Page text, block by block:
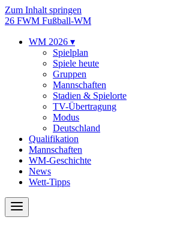
Zum Inhalt springen
26 FWM Fußball-WM
WM 2026 ▾
Spielplan
Spiele heute
Gruppen
Mannschaften
Stadien & Spielorte
TV-Übertragung
Modus
Deutschland
Qualifikation
Mannschaften
WM-Geschichte
News
Wett-Tipps